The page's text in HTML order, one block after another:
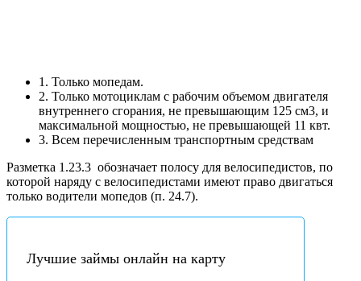
1. Только мопедам.
2. Только мотоциклам с рабочим объемом двигателя
внутреннего сгорания, не превышающим 125 см3, и
максимальной мощностью, не превышающей 11 квт.
3. Всем перечисленным транспортным средствам
Разметка 1.23.3 обозначает полосу для велосипедистов, по
которой наряду с велосипедистами имеют право двигаться
только водители мопедов (п. 24.7).
Лучшие займы онлайн на карту